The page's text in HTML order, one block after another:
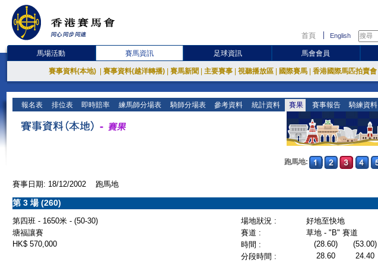
首頁 English
馬場活動 賽馬資訊 足球資訊 馬會會員
賽事資料(本地) 賽事資料(越洋轉播) 賽馬新聞 主要賽事 視聽播放區 國際賽馬 香港國際馬匹拍賣會
報名表 排位表 即時賠率 練馬師分場表 騎師分場表 參考資料 統計資料 賽果 賽事報告 騎練資料
跑馬地:
賽事日期: 18/12/2002 跑馬地
第 3 場 (260)
第四班 - 1650米 - (50-30) 場地狀況 :
好地至快地
塘福讓賽
賽道 :
草地 - "B" 賽道
HK$ 570,000
時間 : (28.60) (53.00)
分段時間 :
28.60 24.40